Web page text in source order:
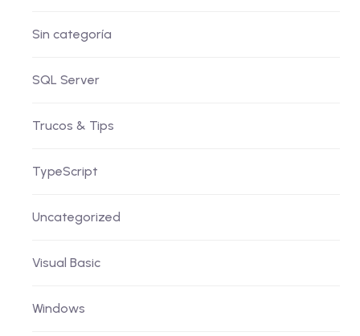
Sin categoría
SQL Server
Trucos & Tips
TypeScript
Uncategorized
Visual Basic
Windows